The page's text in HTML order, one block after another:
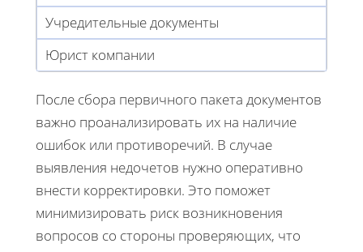
Учредительные документы
Юрист компании
После сбора первичного пакета документов
важно проанализировать их на наличие
ошибок или противоречий. В случае
выявления недочетов нужно оперативно
внести корректировки. Это поможет
минимизировать риск возникновения
вопросов со стороны проверяющих, что